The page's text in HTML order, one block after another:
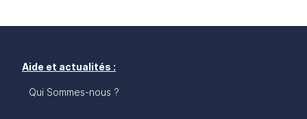
Aide et actualités :
Qui Sommes-nous ?